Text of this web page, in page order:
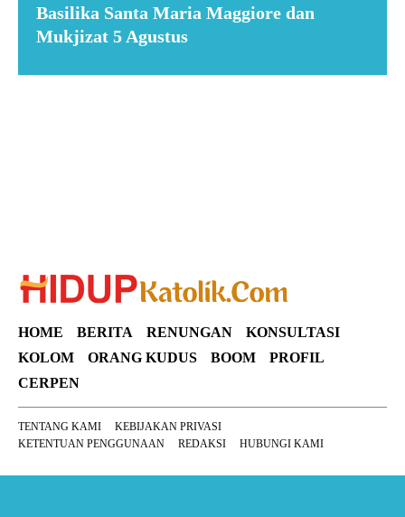
Basilika Santa Maria Maggiore dan
Mukjizat 5 Agustus
HOME BERITA RENUNGAN
KONSULTASI
KOLOM
ORANG KUDUS BOOM
PROFIL
CERPEN
TENTANG KAMI
KEBIJAKAN PRIVASI
KETENTUAN PENGGUNAAN
REDAKSI HUBUNGI KAMI